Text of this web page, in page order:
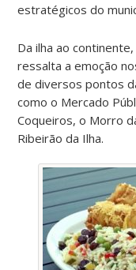
estratégicos do
Da ilha ao
ressalta a emoção
de diversos pontos
como o Mercado
Coqueiros, o Morro
Ribeirão da Ilha.